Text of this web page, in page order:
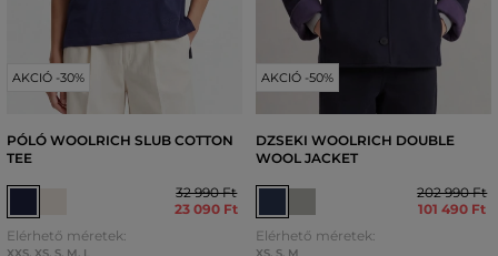
AKCIÓ -30%
PÓLÓ WOOLRICH SLUB COTTON
TEE
32 990 Ft
23 090 Ft
Elérhető méretek:
AKCIÓ -50%
DZSEKI WOOLRICH DOUBLE
WOOL JACKET
202 990 Ft
101 490 Ft
Elérhető méretek: